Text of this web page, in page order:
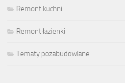
Remont kuchni
Remont łazienki
Tematy pozabudowlane